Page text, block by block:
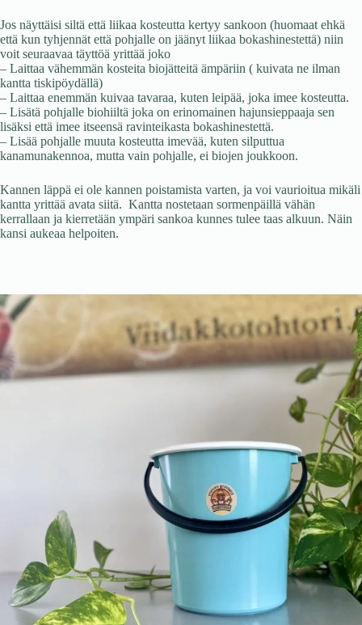
Jos näyttäisi siltä että liikaa kosteutta kertyy sankoon (huomaat ehkä
että kun tyhjennät että pohjalle on jäänyt liikaa bokashinestettä) niin
voit seuraavaa täyttöä yrittää joko
– Laittaa vähemmän kosteita biojätteitä ämpäriin ( kuivata ne ilman
kantta tiskipöydällä)
– Laittaa enemmän kuivaa tavaraa, kuten leipää, joka imee kosteutta.
– Lisätä pohjalle biohiiltä joka on erinomainen hajunsieppaaja sen
lisäksi että imee itseensä ravinteikasta bokashinestettä.
– Lisää pohjalle muuta kosteutta imevää, kuten silputtua
kanamunakennoa, mutta vain pohjalle, ei biojen joukkoon.
Kannen läppä ei ole kannen poistamista varten, ja voi vaurioitua mikäli
kantta yrittää avata siitä. Kantta nostetaan sormenpäillä vähän
kerrallaan ja kierretään ympäri sankoa kunnes tulee taas alkuun. Näin
kansi aukeaa helpoiten.